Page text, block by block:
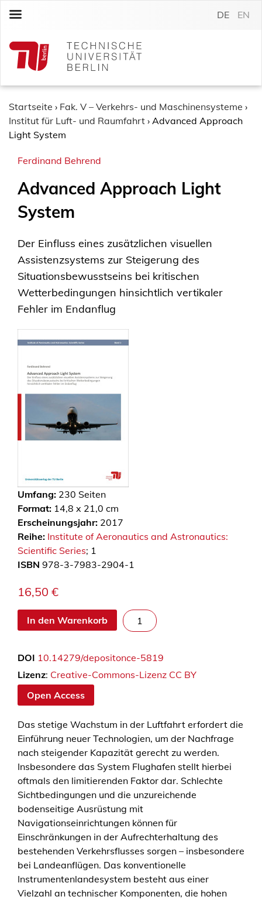
c
DE EN
Startseite › Fak. V – Verkehrs- und Maschinensysteme ›
Institut für Luft- und Raumfahrt › Advanced Approach
Light System
Ferdinand Behrend
Advanced Approach Light
System
Der Einfluss eines zusätzlichen visuellen
Assistenzsystems zur Steigerung des
Situationsbewusstseins bei kritischen
Wetterbedingungen hinsichtlich vertikaler
Fehler im Endanflug
Umfang: 230 Seiten
Format: 14,8 x 21,0 cm
Erscheinungsjahr: 2017
Reihe: Institute of Aeronautics and Astronautics:
Scientific Series; 1
ISBN 978-3-7983-2904-1
16,50 €
In den Warenkorb
A
d
a
n
A
p
p
r
o
a
c
h
L
i
g
h
DOI 10.14279/depositonce-5819
Lizenz: Creative-Commons-Lizenz CC BY
Open Access
Das stetige Wachstum in der Luftfahrt erfordert die
Einführung neuer Technologien, um der Nachfrage
nach steigender Kapazität gerecht zu werden.
Insbesondere das System Flughafen stellt hierbei
oftmals den limitierenden Faktor dar. Schlechte
Sichtbedingungen und die unzureichende
bodenseitige Ausrüstung mit
Navigationseinrichtungen können für
Einschränkungen in der Aufrechterhaltung des
bestehenden Verkehrsflusses sorgen – insbesondere
bei Landeanflügen. Das konventionelle
Instrumentenlandesystem besteht aus einer
Vielzahl an technischer Komponenten, die hohen